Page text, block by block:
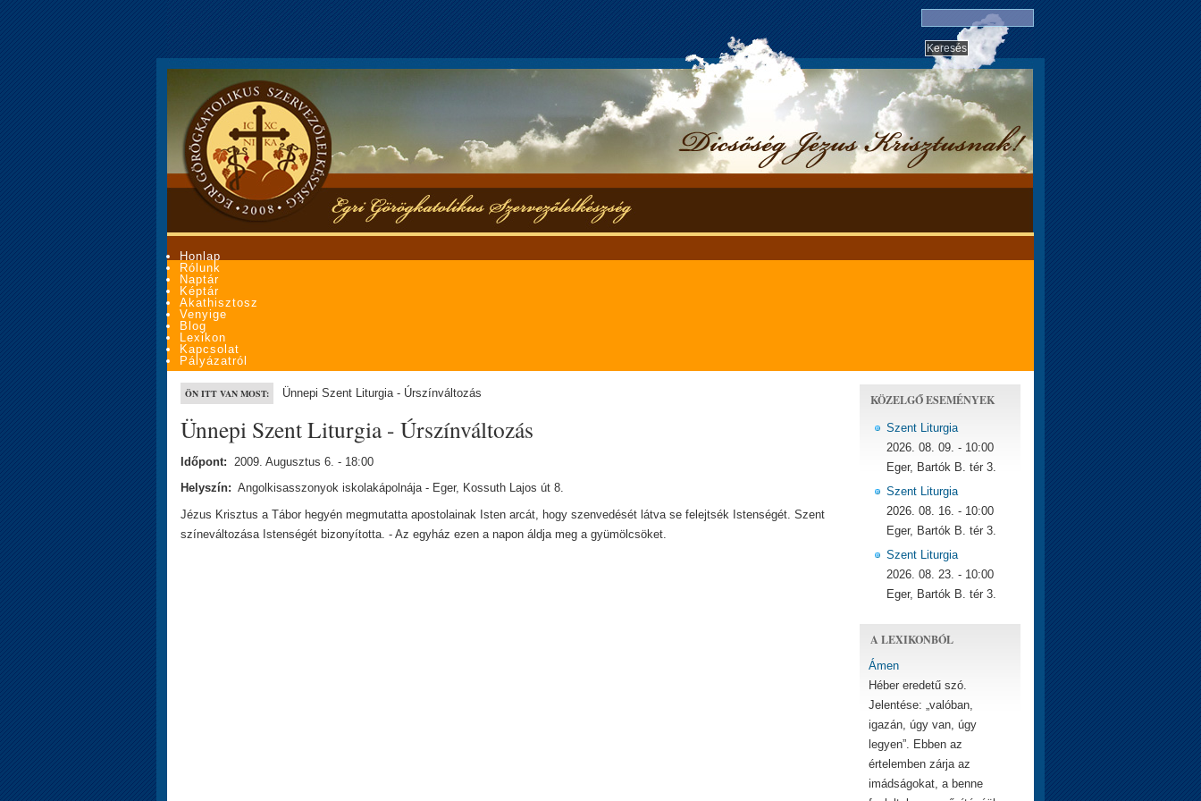
Honlap
Rólunk
Naptár
Képtár
Akathisztosz
Venyige
Blog
Lexikon
Kapcsolat
Pályázatról
ÖN ITT VAN MOST: Ünnepi Szent Liturgia - Úrszínváltozás
Ünnepi Szent Liturgia - Úrszínváltozás
Időpont: 2009. Augusztus 6. - 18:00
Helyszín: Angolkisasszonyok iskolakápolnája - Eger, Kossuth Lajos út 8.
Jézus Krisztus a Tábor hegyén megmutatta apostolainak Isten arcát, hogy szenvedését látva se felejtsék Istenségét. Szent
színeváltozása Istenségét bizonyította. - Az egyház ezen a napon áldja meg a gyümölcsöket.
KÖZELGŐ ESEMÉNYEK
Szent Liturgia
2026. 08. 09. - 10:00
Eger, Bartók B. tér 3.
Szent Liturgia
2026. 08. 16. - 10:00
Eger, Bartók B. tér 3.
Szent Liturgia
2026. 08. 23. - 10:00
Eger, Bartók B. tér 3.
A LEXIKONBÓL
Ámen
Héber eredetű szó.
Jelentése: „valóban,
igazán, úgy van, úgy
legyen”. Ebben az
értelemben zárja az
imádságokat, a benne